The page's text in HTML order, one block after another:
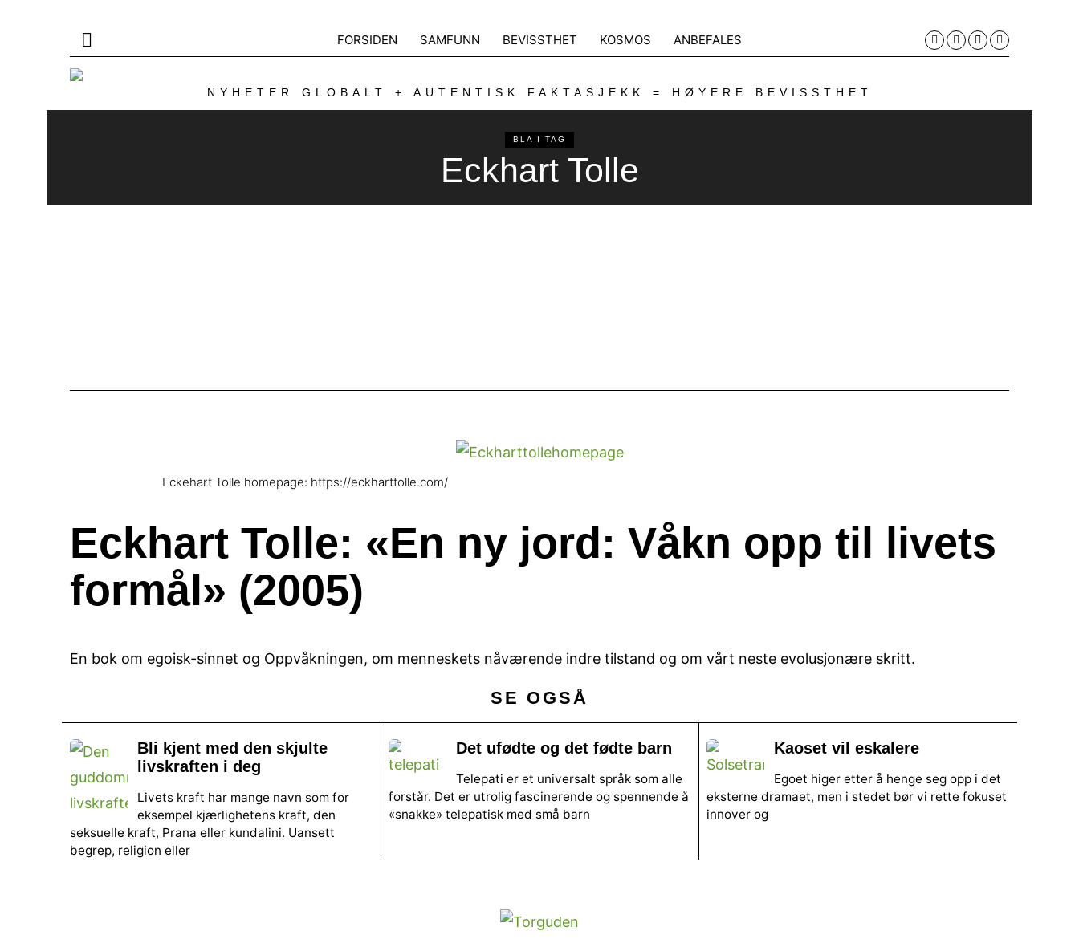
FORSIDEN SAMFUNN BEVISSTHET KOSMOS ANBEFALES
NYHETER GLOBALT + AUTENTISK FAKTASJEKK = HØYERE BEVISSTHET
BLA I TAG
Eckhart Tolle
Eckehart Tolle homepage: https://eckharttolle.com/
Eckhart Tolle: «En ny jord: Våkn opp til livets
formål» (2005)
En bok om egoisk-sinnet og Oppvåkningen, om menneskets nåværende indre tilstand og om vårt neste evolusjonære skritt.
SE OGSÅ
Bli kjent med den skjulte
livskraften i deg
Livets kraft har mange navn som for
eksempel kjærlighetens kraft, den
seksuelle kraft, Prana eller kundalini. Uansett
begrep, religion eller
Det ufødte og det fødte barn
Telepati er et universalt språk som alle
forstår. Det er utrolig fascinerende og spennende å
«snakke» telepatisk med små barn
Kaoset vil eskalere
Egoet higer etter å henge seg opp i det
eksterne dramaet, men i stedet bør vi rette fokuset
innover og